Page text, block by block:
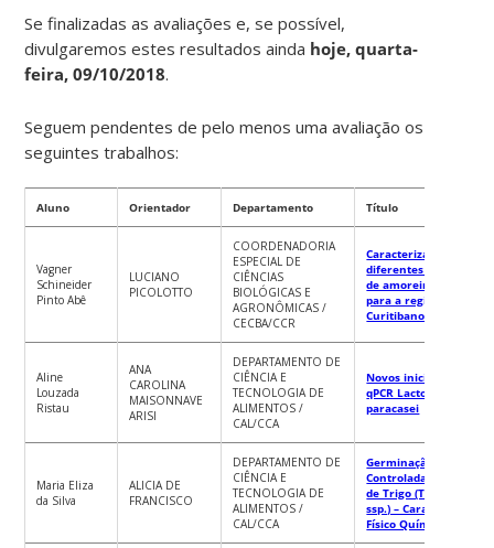
Se finalizadas as avaliações e, se possível,
divulgaremos estes resultados ainda hoje, quarta-
feira, 09/10/2018.
Seguem pendentes de pelo menos uma avaliação os
seguintes trabalhos:
Aluno Orientador Departamento Título
Vagner
Schineider
Pinto Abê
LUCIANO
PICOLOTTO
COORDENADORIA
ESPECIAL DE
CIÊNCIAS
BIOLÓGICAS E
AGRONÔMICAS /
CECBA/CCR
Caracterização de
diferentes genótipos
de amoreira-preta
para a região de
Curitibanos/SC
Aline
Louzada
Ristau
ANA
CAROLINA
MAISONNAVE
ARISI
DEPARTAMENTO DE
CIÊNCIA E
TECNOLOGIA DE
ALIMENTOS /
CAL/CCA
Novos iniciadores
qPCR Lactobacillus
paracasei
Maria Eliza
da Silva
ALICIA DE
FRANCISCO
DEPARTAMENTO DE
CIÊNCIA E
TECNOLOGIA DE
ALIMENTOS /
CAL/CCA
Germinação
Controlada de Grão
de Trigo (Triticum
ssp.) – Caracterização
Físico Química